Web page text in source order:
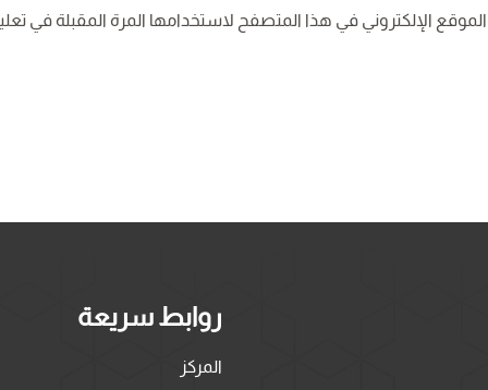
الإلكتروني في هذا المتصفح لاستخدامها المرة المقبلة في
روابط سريعة
المركز